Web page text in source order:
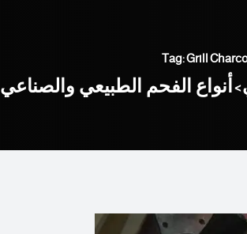
Tag: Grill
>أنواع الفحم الطبيعي والصناعي